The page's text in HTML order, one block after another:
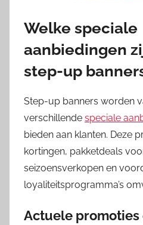
Welke speciale
aanbiedingen
step-up
Step-up banners worden
verschillende speciale
bieden aan klanten. Deze
kortingen, pakketdeals
seizoensverkopen en
loyaliteitsprogramma’s
Actuele promoties